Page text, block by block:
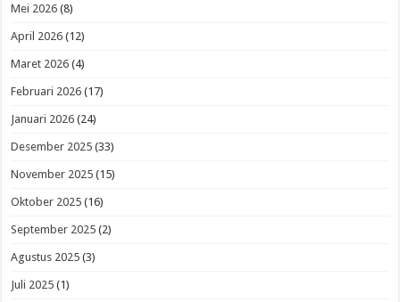
Mei 2026 (8)
April 2026 (12)
Maret 2026 (4)
Februari 2026 (17)
Januari 2026 (24)
Desember 2025 (33)
November 2025 (15)
Oktober 2025 (16)
September 2025 (2)
Agustus 2025 (3)
Juli 2025 (1)